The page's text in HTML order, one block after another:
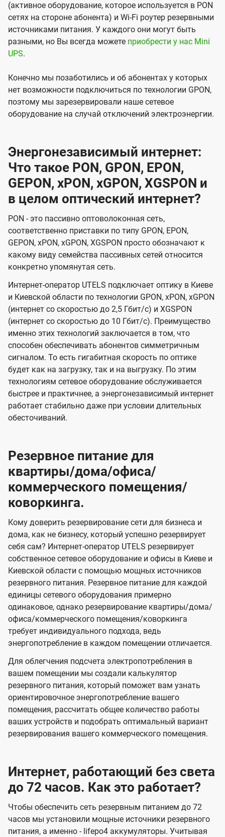
(активное оборудование, которое используется в PON
сетях на стороне абонента) и Wi-Fi роутер резервными
источниками питания. У каждого они могут быть
разными, но Вы всегда можете приобрести у нас Mini
UPS.
Конечно мы позаботились и об абонентах у которых
нет возможности подключиться по технологии GPON,
поэтому мы зарезервировали наше сетевое
оборудование на случай отключений электроэнергии.
Энергонезависимый интернет:
Что такое PON, GPON, EPON,
GEPON, xPON, xGPON, XGSPON и
в целом оптический интернет?
PON - это пассивно оптоволоконная сеть,
соответственно приставки по типу GPON, EPON,
GEPON, xPON, xGPON, XGSPON просто обозначают к
какому виду семейства пассивных сетей относится
конкретно упомянутая сеть.
Интернет-оператор UTELS подключает оптику в Киеве
и Киевской области по технологии GPON, xPON, xGPON
(интернет со скоростью до 2,5 Гбит/с) и XGSPON
(интернет со скоростью до 10 Гбит/с). Преимущество
именно этих технологий заключается в том, что
способен обеспечивать абонентов симметричным
сигналом. То есть гигабитная скорость по оптике
будет как на загрузку, так и на выгрузку. По этим
технологиям сетевое оборудование обслуживается
быстрее и практичнее, а энергонезависимый интернет
работает стабильно даже при условии длительных
обесточиваний.
Резервное питание для
квартиры/дома/офиса/
коммерческого помещения/
коворкинга.
Кому доверить резервирование сети для бизнеса и
дома, как не бизнесу, который успешно резервирует
себя сам? Интернет-оператор UTELS резервирует
собственное сетевое оборудование и офисы в Киеве и
Киевской области с помощью мощных источников
резервного питания. Резервное питание для каждой
единицы сетевого оборудования примерно
одинаковое, однако резервирование квартиры/дома/
офиса/коммерческого помещения/коворкинга
требует индивидуального подхода, ведь
энергопотребление в каждом помещении отличается.
Для облегчения подсчета электропотребления в
вашем помещении мы создали калькулятор
резервного питания, который поможет вам узнать
ориентировочное энергопотребление вашего
помещения, рассчитать общее количество работы
ваших устройств и подобрать оптимальный вариант
резервирования вашего коммерческого помещения.
Интернет, работающий без света
до 72 часов. Как это работает?
Чтобы обеспечить сеть резервным питанием до 72
часов мы установили мощные источники резервного
питания, а именно - lifepo4 аккумуляторы. Учитывая